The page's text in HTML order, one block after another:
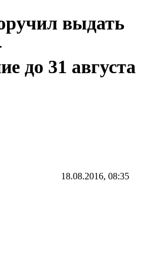
выдать
до 31 августа
18.08.2016, 08:35